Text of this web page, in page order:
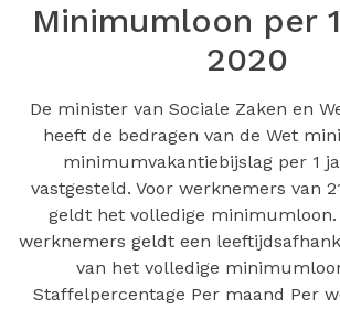
Minimumloon per
2020
De minister van Sociale Zaken en
heeft de bedragen van de Wet
minimumvakantiebijslag per 1
vastgesteld. Voor werknemers van
geldt het volledige minimumloon.
werknemers geldt een
van het volledige
Staffelpercentage Per maand Per